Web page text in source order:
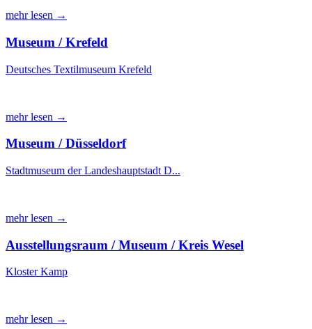
mehr lesen →
Museum / Krefeld
Deutsches Textilmuseum Krefeld
mehr lesen →
Museum / Düsseldorf
Stadtmuseum der Landeshauptstadt D...
mehr lesen →
Ausstellungsraum / Museum / Kreis Wesel
Kloster Kamp
mehr lesen →